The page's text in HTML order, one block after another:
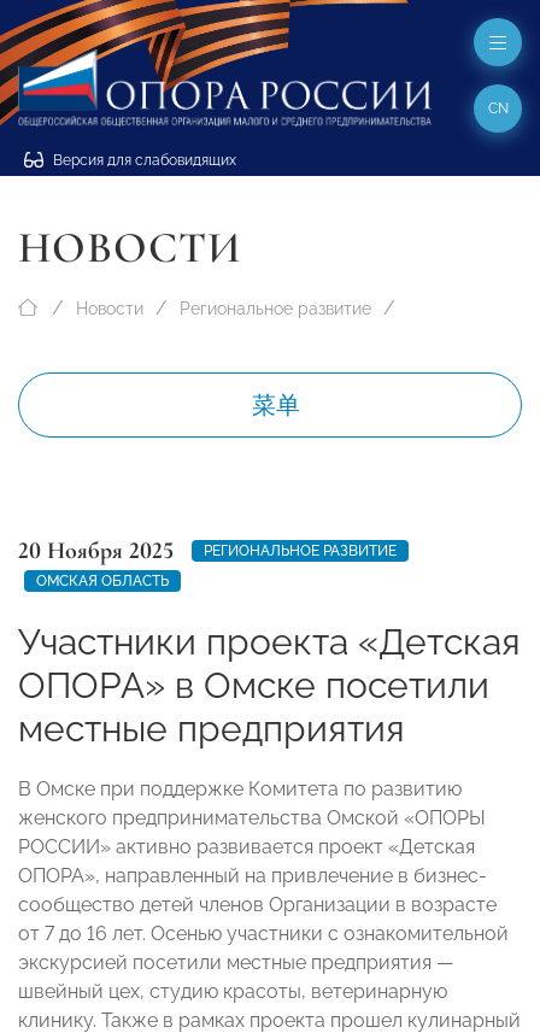
Версия для слабовидящих
CN
НОВОСТИ
Новости Региональное развитие
菜单
20 Ноября 2025
РЕГИОНАЛЬНОЕ РАЗВИТИЕ
ОМСКАЯ ОБЛАСТЬ
Участники проекта «Детская
ОПОРА» в Омске посетили
местные предприятия
В Омске при поддержке Комитета по развитию
женского предпринимательства Омской «ОПОРЫ
РОССИИ» активно развивается проект «Детская
ОПОРА», направленный на привлечение в бизнес-
сообщество детей членов Организации в возрасте
от 7 до 16 лет. Осенью участники с ознакомительной
экскурсией посетили местные предприятия —
швейный цех, студию красоты, ветеринарную
клинику. Также в рамках проекта прошел кулинарный